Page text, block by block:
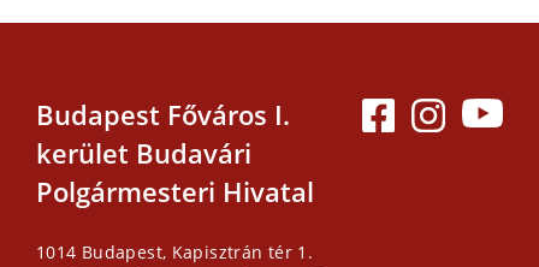
Budapest Főváros I.
kerület Budavári
Polgármesteri Hivatal
1014 Budapest, Kapisztrán tér 1.